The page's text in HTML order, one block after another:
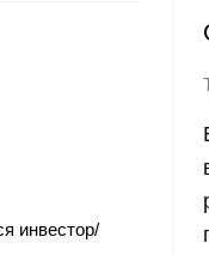
инвестор/